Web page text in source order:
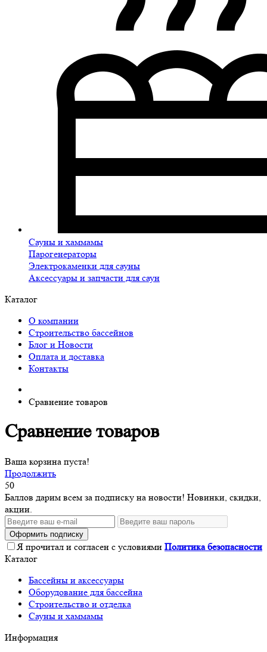
Сауны и хаммамы
Парогенераторы
Электрокаменки для сауны
Аксессуары и запчасти для саун
Каталог
О компании
Строительство бассейнов
Блог и Новости
Оплата и доставка
Контакты
Сравнение товаров
Сравнение товаров
Ваша корзина пуста!
Продолжить
50
Баллов дарим всем за подписку на новости! Новинки, скидки,
акции.
Оформить подписку
Я прочитал и согласен с условиями Политика безопасности
Каталог
Бассейны и аксессуары
Оборудование для бассейна
Строительство и отделка
Сауны и хаммамы
Информация